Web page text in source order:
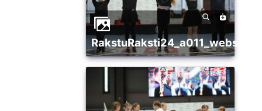
RakstuRaksti24_a011_websize